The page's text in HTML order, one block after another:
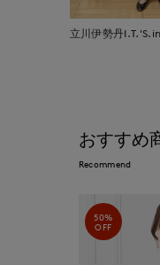
立川伊勢丹
おすすめ
Recommend
50%
OFF